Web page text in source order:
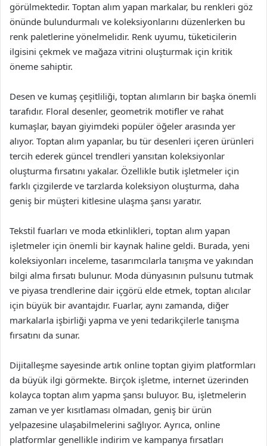
görülmektedir. Toptan alım yapan markalar, bu renkleri göz
önünde bulundurmalı ve koleksiyonlarını düzenlerken bu
renk paletlerine yönelmelidir. Renk uyumu, tüketicilerin
ilgisini çekmek ve mağaza vitrini oluşturmak için kritik
öneme sahiptir.
Desen ve kumaş çeşitliliği, toptan alımların bir başka önemli
tarafıdır. Floral desenler, geometrik motifler ve rahat
kumaşlar, bayan giyimdeki popüler öğeler arasında yer
alıyor. Toptan alım yapanlar, bu tür desenleri içeren ürünleri
tercih ederek güncel trendleri yansıtan koleksiyonlar
oluşturma fırsatını yakalar. Özellikle butik işletmeler için
farklı çizgilerde ve tarzlarda koleksiyon oluşturma, daha
geniş bir müşteri kitlesine ulaşma şansı yaratır.
Tekstil fuarları ve moda etkinlikleri, toptan alım yapan
işletmeler için önemli bir kaynak haline geldi. Burada, yeni
koleksiyonları inceleme, tasarımcılarla tanışma ve yakından
bilgi alma fırsatı bulunur. Moda dünyasının pulsunu tutmak
ve piyasa trendlerine dair içgörü elde etmek, toptan alıcılar
için büyük bir avantajdır. Fuarlar, aynı zamanda, diğer
markalarla işbirliği yapma ve yeni tedarikçilerle tanışma
fırsatını da sunar.
Dijitalleşme sayesinde artık online toptan giyim platformları
da büyük ilgi görmekte. Birçok işletme, internet üzerinden
kolayca toptan alım yapma şansı buluyor. Bu, işletmelerin
zaman ve yer kısıtlaması olmadan, geniş bir ürün
yelpazesine ulaşabilmelerini sağlıyor. Ayrıca, online
platformlar genellikle indirim ve kampanya fırsatları